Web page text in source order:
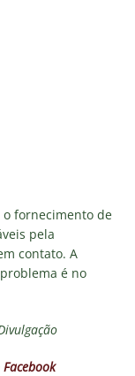
fornecimento de
pela
contato. A
é no
Facebook